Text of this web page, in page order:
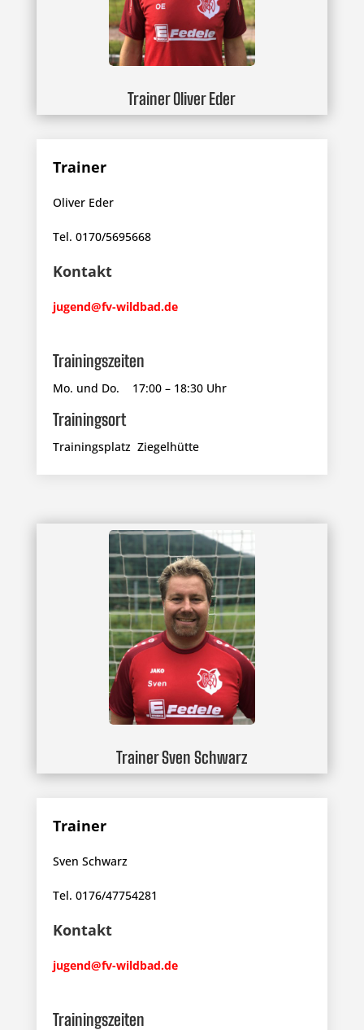
Trainer Oliver Eder
Trainer
Oliver Eder
Tel. 0170/5695668
Kontakt
jugend@fv-wildbad.de
Trainingszeiten
Mo. und Do. 17:00 – 18:30 Uhr
Trainingsort
Trainingsplatz Ziegelhütte
Trainer Sven Schwarz
Trainer
Sven Schwarz
Tel. 0176/47754281
Kontakt
jugend@fv-wildbad.de
Trainingszeiten